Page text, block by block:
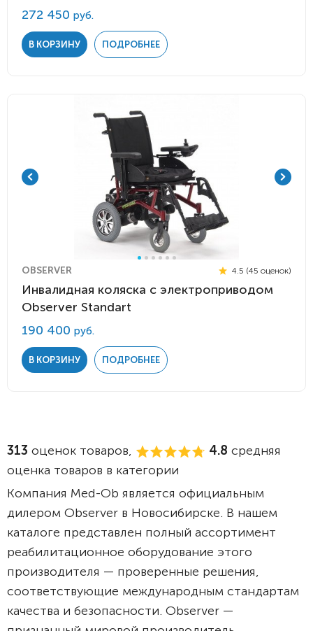
272 450 руб.
В КОРЗИНУ ПОДРОБНЕЕ
OBSERVER 4.5 (45 оценок)
Инвалидная коляска с электроприводом
Observer Standart
190 400 руб.
В КОРЗИНУ ПОДРОБНЕЕ
313 оценок товаров, 4.8 средняя
оценка товаров в категории
Компания Med-Ob является официальным
дилером Observer в Новосибирске. В нашем
каталоге представлен полный ассортимент
реабилитационное оборудование этого
производителя — проверенные решения,
соответствующие международным стандартам
качества и безопасности. Observer —